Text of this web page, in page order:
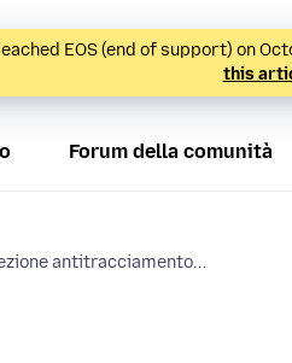
EOS (end of support) on
this
Forum della comunità
antitracciamento...